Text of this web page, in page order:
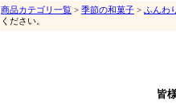
商品カテゴリ一覧 > 季節の和菓子 > ふんわ
ください。
皆